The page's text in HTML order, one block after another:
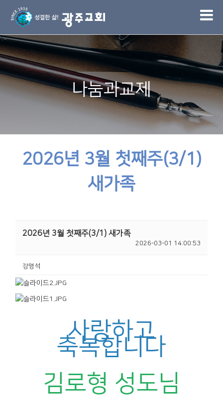
1
나눔과교제
2026년 3월 첫째주(3/1)
새가족
2026년 3월 첫째주(3/1) 새가족
2026-03-01 14:00:53
강명석
사랑하고
축복합니다
김로형 성도님